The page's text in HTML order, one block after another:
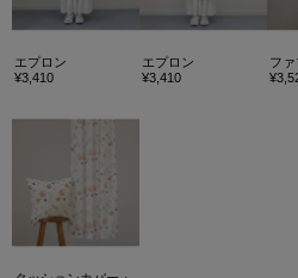
エプロン
¥3,410
エプロン
¥3,410
フ